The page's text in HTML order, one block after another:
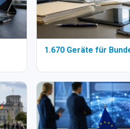
1.670 Geräte für